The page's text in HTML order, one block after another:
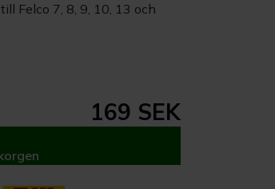
Felco 7, 8, 9, 10, 13 och
169 SEK